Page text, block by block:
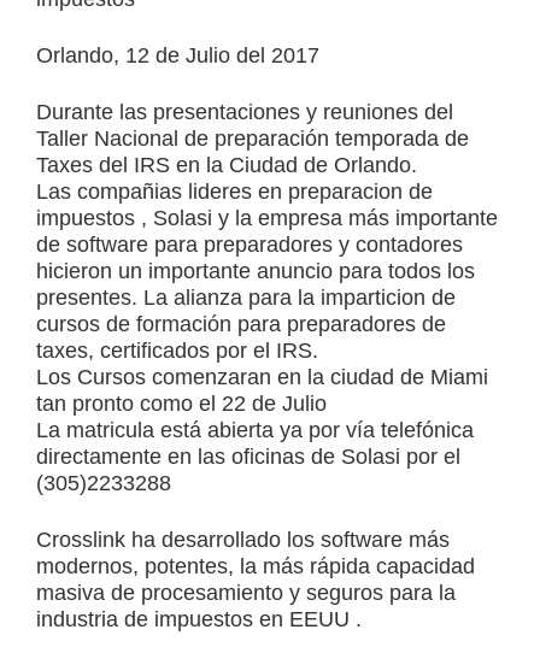
Orlando, 12 de Julio del 2017
Durante las presentaciones y reuniones del
Taller Nacional de preparación temporada de
Taxes del IRS en la Ciudad de Orlando.
Las compañias lideres en preparacion de
impuestos , Solasi y la empresa más importante
de software para preparadores y contadores
hicieron un importante anuncio para todos los
presentes. La alianza para la imparticion de
cursos de formación para preparadores de
taxes, certificados por el IRS.
Los Cursos comenzaran en la ciudad de Miami
tan pronto como el 22 de Julio
La matricula está abierta ya por vía telefónica
directamente en las oficinas de Solasi por el
(305)2233288
Crosslink ha desarrollado los software más
modernos, potentes, la más rápida capacidad
masiva de procesamiento y seguros para la
industria de impuestos en EEUU .